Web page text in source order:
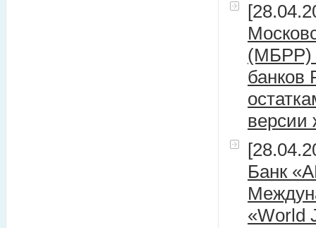
(МБРР)
банков
версии
Банк
«World